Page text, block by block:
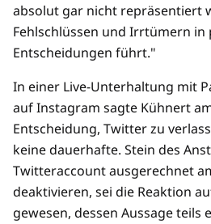
absolut gar nicht repräsentiert
Fehlschlüssen und Irrtümern in
Entscheidungen führt."
In einer Live-Unterhaltung mit
auf Instagram sagte Kühnert
Entscheidung, Twitter zu
keine dauerhafte. Stein des
Twitteraccount ausgerechnet
deaktivieren, sei die Reaktion
gewesen, dessen Aussage